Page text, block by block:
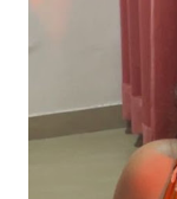
English
next exam. In
meaning of "Sau
settle that debate
student eyeing
& Job Profile , a